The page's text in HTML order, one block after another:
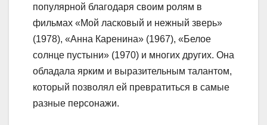
популярной благодаря своим ролям в
фильмах «Мой ласковый и нежный зверь»
(1978), «Анна Каренина» (1967), «Белое
солнце пустыни» (1970) и многих других. Она
обладала ярким и выразительным талантом,
который позволял ей превратиться в самые
разные персонажи.